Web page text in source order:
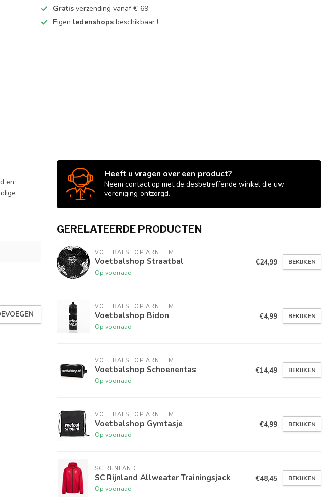
Gratisverzending vanaf € 69,-
Eigen ledenshopsbeschikbaar !
en
Heeft u vragen over een product?
Neem contact op met de desbetreffende winkel die uw
vereniging ontzorgd.
GERELATEERDE PRODUCTEN
VOETBALSHOP ARNHEM
Voetbalshop Straatbal
Op voorraad
€24,99 BEKIJKEN
VOETBALSHOP ARNHEM
Voetbalshop Bidon
Op voorraad
€4,99 BEKIJKEN
VOETBALSHOP ARNHEM
Voetbalshop Schoenentas
Op voorraad
€14,49 BEKIJKEN
VOETBALSHOP ARNHEM
Voetbalshop Gymtasje
Op voorraad
€4,99 BEKIJKEN
SC RIJNLAND
SC Rijnland Allweater Trainingsjack
Op voorraad
€48,45 BEKIJKEN